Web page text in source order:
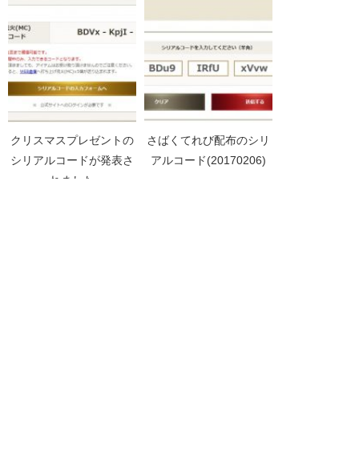
4)
クリスマスプレゼントの
シリアルコードが発表さ
れました
さばくてれび配布のシリ
アルコード(20170206)